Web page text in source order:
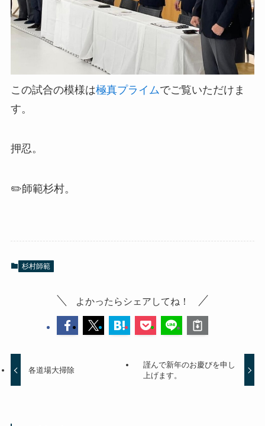
この試合の模様は極真プライムでご覧いただけま
す。
押忍。
✏️師範杉村。
杉村師範
よかったらシェアしてね！
各道場大掃除
謹んで新年のお慶びを申し
上げます。